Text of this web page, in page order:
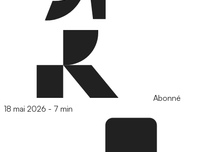
Abonné
18 mai 2026 - 7 min